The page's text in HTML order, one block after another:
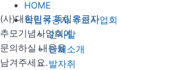
HOME
독립유공자 추모사업회
인사말
단체소개
발자취
(사)대한민국 독립유공자
추모기념사업회에
문의하실 내용을
남겨주세요.